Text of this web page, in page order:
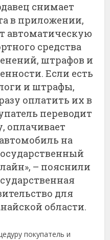
снимает
в приложении,
автоматическую
средства
штрафов и
Если есть
и штрафы,
оплатить их в
переводит
оплачивает
на
– пояснили
для
области.
покупатель и